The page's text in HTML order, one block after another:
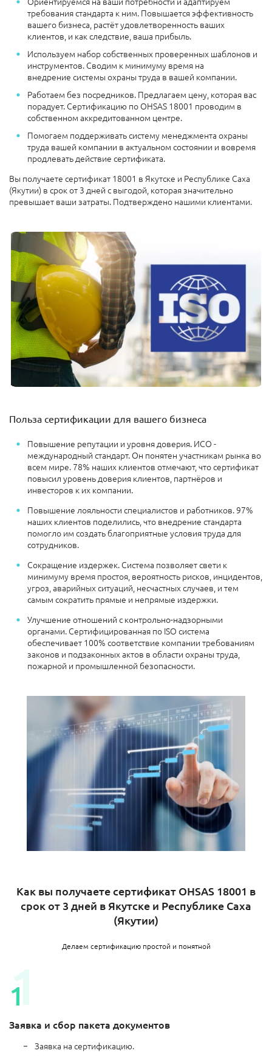
требования стандарта к ним. Повышается эффективность
вашего бизнеса, растёт удовлетворенность ваших
клиентов, и как следствие, ваша прибыль.
Используем набор собственных проверенных шаблонов и
инструментов. Сводим к минимуму время на
внедрение системы охраны труда в вашей компании.
Работаем без посредников. Предлагаем цену, которая вас
порадует. Сертификацию по OHSAS 18001 проводим в
собственном аккредитованном центре.
Помогаем поддерживать систему менеджмента охраны
труда вашей компании в актуальном состоянии и вовремя
продлевать действие сертификата.
Вы получаете сертификат 18001 в Якутске и Республике Саха
(Якутии) в срок от 3 дней с выгодой, которая значительно
превышает ваши затраты. Подтверждено нашими клиентами.
Польза сертификации для вашего бизнеса
Повышение репутации и уровня доверия. ИСО -
международный стандарт. Он понятен участникам рынка во
всем мире. 78% наших клиентов отмечают, что сертификат
повысил уровень доверия клиентов, партнёров и
инвесторов к их компании.
Повышение лояльности специалистов и работников. 97%
наших клиентов поделились, что внедрение стандарта
помогло им создать благоприятные условия труда для
сотрудников.
Сокращение издержек. Система позволяет свети к
минимуму время простоя, вероятность рисков, инцидентов,
угроз, аварийных ситуаций, несчастных случаев, и тем
самым сократить прямые и непрямые издержки.
Улучшение отношений с контрольно-надзорными
органами. Сертифицированная по ISO система
обеспечивает 100% соответствие компании требованиям
законов и подзаконных актов в области охраны труда,
пожарной и промышленной безопасности.
Как вы получаете сертификат OHSAS 18001 в
срок от 3 дней в Якутске и Республике Саха
(Якутии)
Делаем сертификацию простой и понятной
Заявка и сбор пакета документов
Заявка на сертификацию.